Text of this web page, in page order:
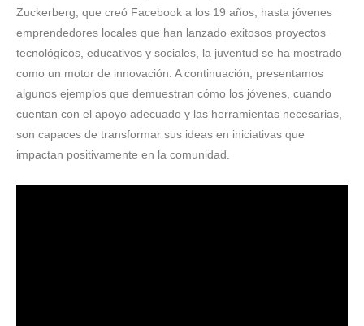
Zuckerberg, que creó Facebook a los 19 años, hasta jóvenes
emprendedores locales que han lanzado exitosos proyectos
tecnológicos, educativos y sociales, la juventud se ha mostrado
como un motor de innovación. A continuación, presentamos
algunos ejemplos que demuestran cómo los jóvenes, cuando
cuentan con el apoyo adecuado y las herramientas necesarias,
son capaces de transformar sus ideas en iniciativas que
impactan positivamente en la comunidad.